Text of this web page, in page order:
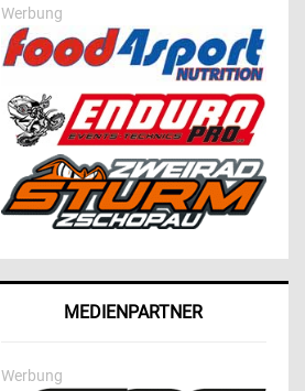
Werbung
MEDIENPARTNER
Werbung